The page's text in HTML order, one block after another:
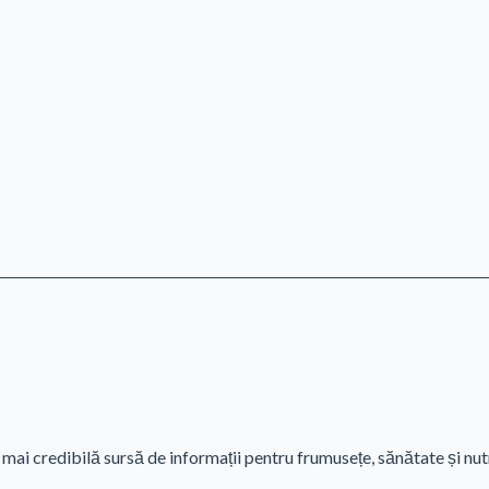
mai credibilă sursă de informații pentru frumusețe, sănătate și